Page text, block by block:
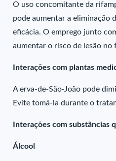
O uso concomitante da
pode aumentar a eliminação
eficácia. O emprego junto
aumentar o risco de lesão no
Interações com plantas
A erva-de-São-João pode
Evite tomá-la durante o
Interações com substâncias
Álcool